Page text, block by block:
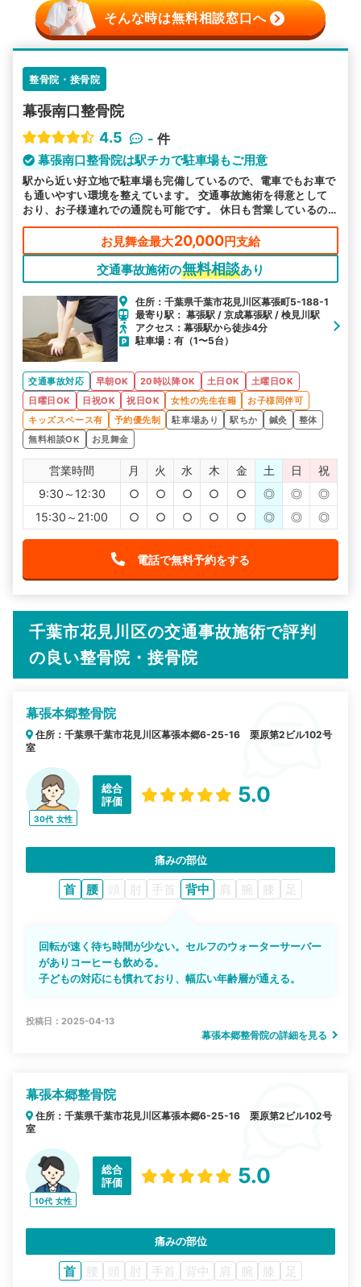
そんな時は無料相談窓口へ
整骨院・接骨院
幕張南口整骨院
4.5
- 件
幕張南口整骨院は駅チカで駐車場もご用意
駅から近い好立地で駐車場も完備しているので、電車でもお車で
も通いやすい環境を整えています。 交通事故施術を得意として
おり、お子様連れでの通院も可能です。 休日も営業しているの
で、お忙しい方もご都合に合わせてお越しいただけます。
お見舞金最大20,000円支給
交通事故施術の無料相談あり
住所：千葉県千葉市花見川区幕張町5-188-1
最寄り駅： 幕張駅 / 京成幕張駅 / 検見川駅
アクセス：幕張駅から徒歩4分
駐車場：有（1〜5台）
交通事故対応 早朝OK 20時以降OK 土日OK
土曜日OK
日曜日OK
日祝OK 祝日OK 女性の先生在籍
お子様同伴可
キッズスペース有
予約優先制 駐車場あり 駅ちか 鍼灸
整体
無料相談OK
お見舞金
営業時間 月 火 水 木 金 土 日
祝
9:30～12:30
○ ○ ○ ○ ○ ◎ ◎
◎
15:30～21:00
○ ○ ○ ○ ○ ◎ ◎ ◎
電話で無料予約をする
千葉市花見川区の交通事故施術で評判
の良い整骨院・接骨院
幕張本郷整骨院
住所：千葉県千葉市花見川区幕張本郷6-25-16 栗原第2ビル102号
室
30代 女性
総合
評価
5.0
痛みの部位
首 腰 頭 肘 手首 背中 肩 腕 膝 足
回転が速く待ち時間が少ない。セルフのウォーターサーバー
がありコーヒーも飲める。
子どもの対応にも慣れており、幅広い年齢層が通える。
投稿日：2025-04-13
幕張本郷整骨院の詳細を見る
幕張本郷整骨院
住所：千葉県千葉市花見川区幕張本郷6-25-16 栗原第2ビル102号
室
10代 女性
総合
評価
5.0
痛みの部位
首 腰 頭 肘 手首 背中 肩 腕 膝 足